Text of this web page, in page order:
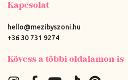
Kapcsolat
hello@mezibyszoni.hu
+36 30 731 9274
Kövess a többi oldalamon is